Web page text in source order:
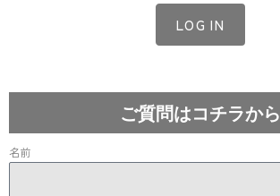
LOG IN
ご質問はコチラから
名前